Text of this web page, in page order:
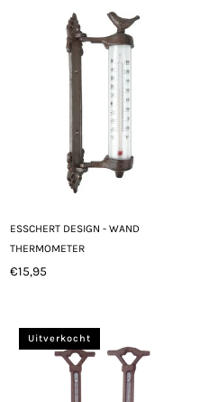
ESSCHERT DESIGN - WAND
THERMOMETER
Normale
€15,95
Uitverkocht